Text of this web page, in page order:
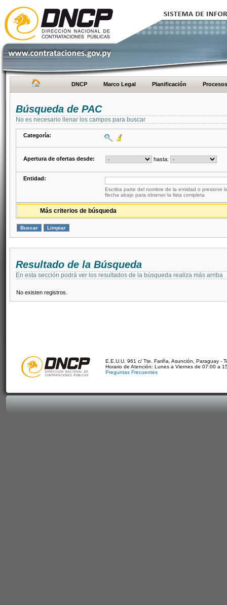
DNCP Marco Legal Planificación Procesos
Búsqueda de PAC
No es necesario llenar los campos para buscar
Categoría:
Apertura de ofertas desde: hasta:
Entidad:
Escriba parte del nombre de la entidad o presione
flecha abajo para obtener la lista completa
Más criterios de búsqueda
Resultado de la Búsqueda
En esta sección podrá ver los resultados de la búsqueda realiza más arriba
No existen registros.
E.E.U.U. 961 c/ Tte. Fariña. Asunción, Paraguay -
Horario de Atención: Lunes a Viernes de 07:00 a
Preguntas Frecuentes